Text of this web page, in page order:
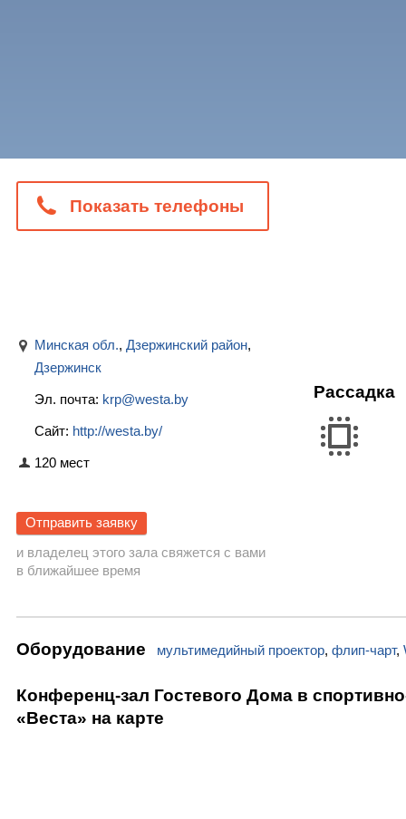
Показать телефоны
Минская обл., Дзержинский район,
Дзержинск
Эл. почта: krp@westa.by
Сайт: http://westa.by/
120 мест
Отправить заявку
и владелец этого зала свяжется с вами
в ближайшее время
Рассадка
Оборудование мультимедийный проектор, флип-чарт,
Конференц-зал Гостевого Дома в
«Веста» на карте